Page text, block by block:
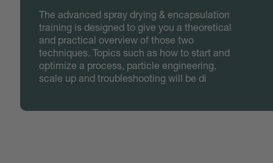
The advanced spray drying & encapsulation
training is designed to give you a theoretical
and practical overview of those two
techniques. Topics such as how to start and
optimize a process, particle engineering,
scale up and troubleshooting will be di